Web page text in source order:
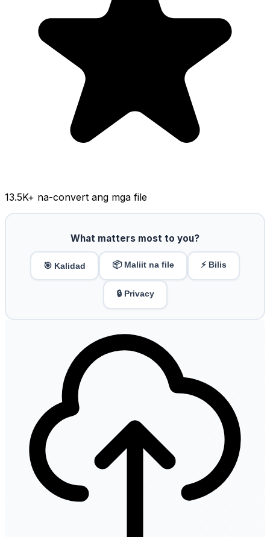
13.5K+ na-convert ang mga file
What matters most to you?
🎯 Kalidad 📦 Maliit na file ⚡ Bilis
🔒 Privacy